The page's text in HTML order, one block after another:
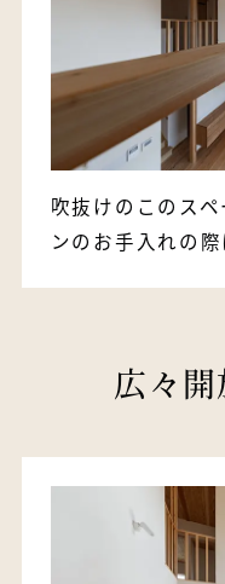
吹抜けのこのス
ンのお手入れの際
広々